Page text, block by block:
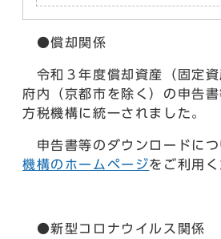
●償却関係
令和３年度償却資産（固定資
府内（京都市を除く）の申告
方税機構に統一されました。
申告書等のダウンロードにつ
機構のホームページをご利用く
●新型コロナウイルス関係